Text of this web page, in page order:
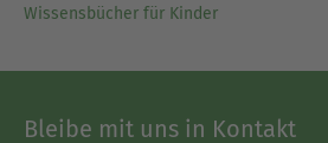
Wissensbücher für Kinder
Bleibe mit uns in Kontakt